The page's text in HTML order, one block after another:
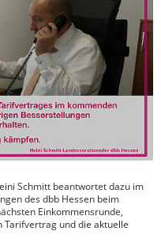
Schmitt beantwortet dazu im
des dbb Hessen beim
Einkommensrunde,
Tarifvertrag und die aktuelle